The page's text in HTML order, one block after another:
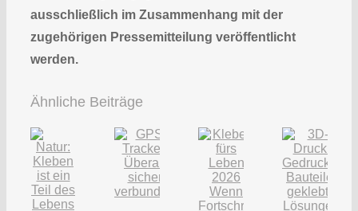
ausschließlich im Zusammenhang mit der
zugehörigen Pressemitteilung veröffentlicht
werden.
Ähnliche Beiträge